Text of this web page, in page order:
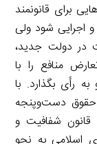
برای قانونمند
اجرایی شود ولی
در دولت جدید،
منافع را با
رأی بگذارد. با
حقوق دست‌وپنجه
شفافیت و
اسلامی به نحو